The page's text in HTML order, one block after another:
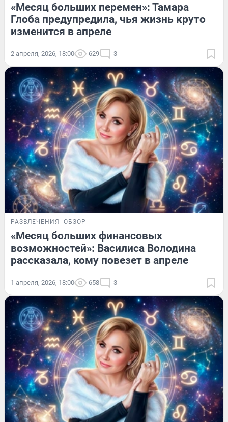
«Месяц больших перемен»: Тамара
Глоба предупредила, чья жизнь круто
изменится в апреле
2 апреля, 2026, 18:00 629 3
РАЗВЛЕЧЕНИЯ ОБЗОР
«Месяц больших финансовых
возможностей»: Василиса Володина
рассказала, кому повезет в апреле
1 апреля, 2026, 18:00 658 3